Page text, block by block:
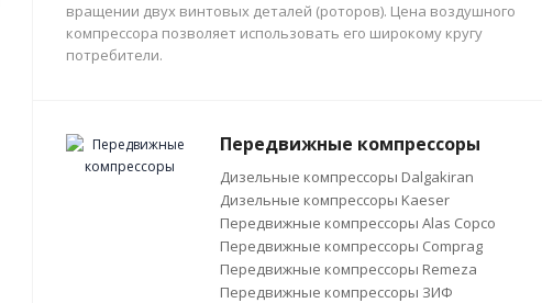
вращении двух винтовых деталей (роторов). Цена воздушного
компрессора позволяет использовать его широкому кругу
потребители.
Передвижные компрессоры
Дизельные компрессоры Dalgakiran
Дизельные компрессоры Kaeser
Передвижные компрессоры Alas Copco
Передвижные компрессоры Comprag
Передвижные компрессоры Remeza
Передвижные компрессоры ЗИФ